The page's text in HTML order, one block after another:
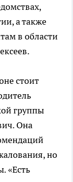
а также
в области
стоит
группы
Она
но
«Есть